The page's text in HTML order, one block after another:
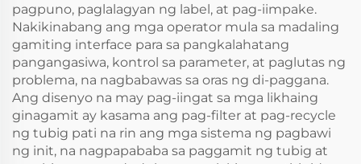
pagpuno, paglalagyan ng label, at pag-iimpake.
Nakikinabang ang mga operator mula sa madaling
gamiting interface para sa pangkalahatang
pangangasiwa, kontrol sa parameter, at paglutas ng
problema, na nagbabawas sa oras ng di-paggana.
Ang disenyo na may pag-iingat sa mga likhaing
ginagamit ay kasama ang pag-filter at pag-recycle
ng tubig pati na rin ang mga sistema ng pagbawi
ng init, na nagpapababa sa paggamit ng tubig at